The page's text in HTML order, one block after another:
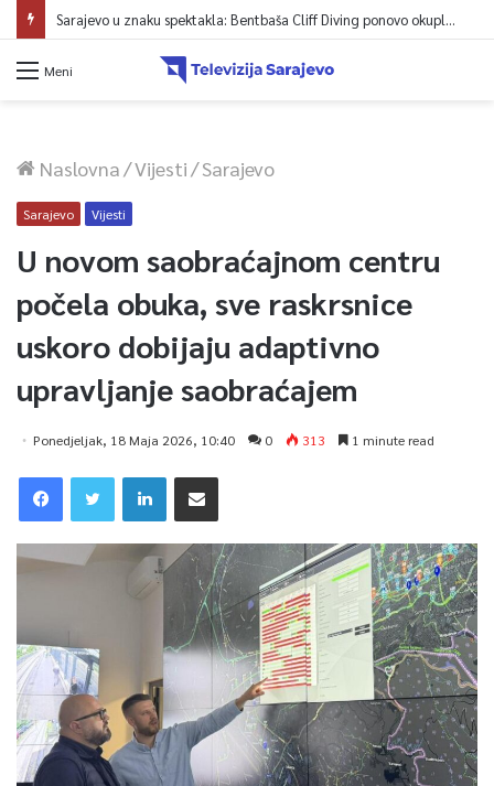
Sarajevo u znaku spektakla: Bentbaša Cliff Diving ponovo okuplja najbolje skakače i vrhunsku zabavu
Meni
Naslovna/Vijesti/Sarajevo
Sarajevo Vijesti
U novom saobraćajnom centru
počela obuka, sve raskrsnice
uskoro dobijaju adaptivno
upravljanje saobraćajem
Ponedjeljak, 18 Maja 2026, 10:40 0 313 1 minute read